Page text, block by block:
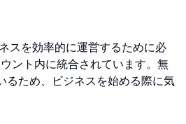
スを効率的に運営するために必
ント内に統合されています。無
るため、ビジネスを始める際に気